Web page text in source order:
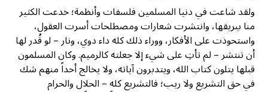
ولقد شاعت في دنيا المسلمين فلسفات وأنظمة؛ خدعت الكثير
منا ببريقها، وانتشرت شعارات ومصطلحات أسرت العقول،
واستحوذت على الأفكار، ووراء ذلك كله داء دوي، ونار – لو قُدر لها
أن تنتشر – لم تأتِ على شيء إلا جعلته كالرميم. وكان المسلمون
قبلها يتلون كتاب الله، ويتدبرون آياته، ولا يخالج أحداً منهم شك
في حق التشريع ولا ريب؛ فالتشريع كله – الحلال والحرام